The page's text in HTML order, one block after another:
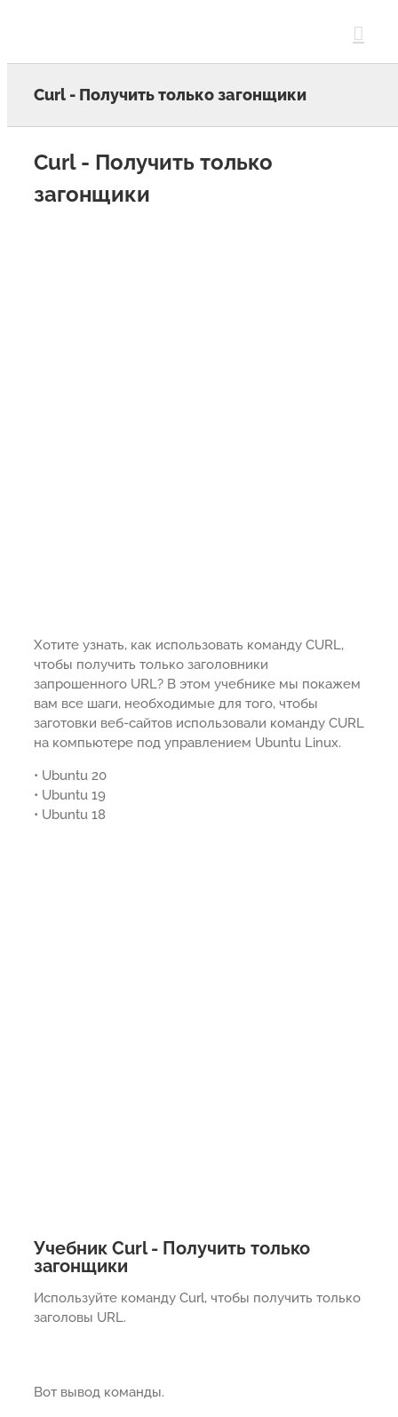
Curl - Получить только загонщики
Curl - Получить только
загонщики
Хотите узнать, как использовать команду CURL,
чтобы получить только заголовники
запрошенного URL? В этом учебнике мы покажем
вам все шаги, необходимые для того, чтобы
заготовки веб-сайтов использовали команду CURL
на компьютере под управлением Ubuntu Linux.
• Ubuntu 20
• Ubuntu 19
• Ubuntu 18
Учебник Curl - Получить только
загонщики
Используйте команду Curl, чтобы получить только
заголовы URL.
Вот вывод команды.